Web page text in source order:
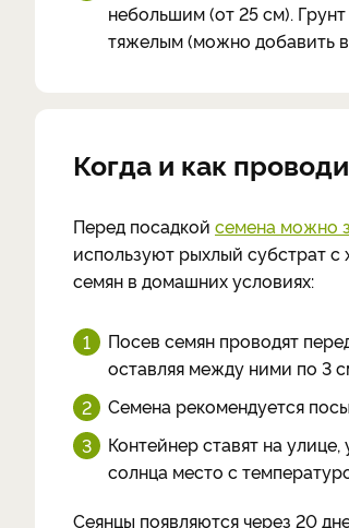
небольшим (от 25 см).
тяжелым (можно добавить в
Когда и как
Перед посадкой семена можно
используют рыхлый субстрат
семян в домашних условиях:
Посев семян проводят
оставляя между ними по 3
Семена рекомендуется
Контейнер ставят на
солнца место с
Сеянцы появляются через 20